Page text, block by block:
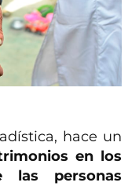
hace un
en los
personas